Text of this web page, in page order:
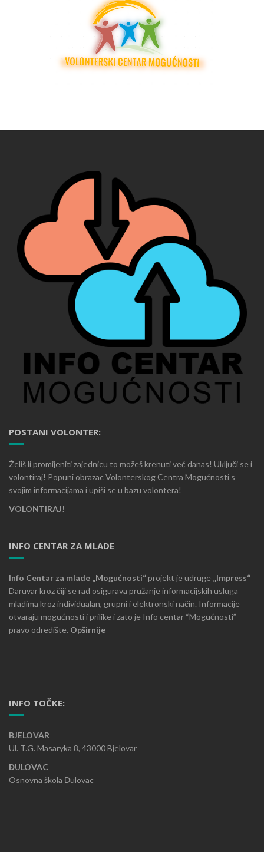
POSTANI VOLONTER:
Želiš li promijeniti zajednicu to možeš krenuti već danas! Uključi se i
volontiraj! Popuni obrazac Volonterskog Centra Mogućnosti s
svojim informacijama i upiši se u bazu volontera!
VOLONTIRAJ!
INFO CENTAR ZA MLADE
Info Centar za mlade „Mogućnosti“projekt je udruge „Impress“
Daruvar kroz čiji se rad osigurava pružanje informacijskih usluga
mladima kroz individualan, grupni i elektronski način. Informacije
otvaraju mogućnosti i prilike i zato je Info centar “Mogućnosti”
pravo odredište. Opširnije
INFO TOČKE:
BJELOVAR
Ul. T.G. Masaryka 8, 43000 Bjelovar
ĐULOVAC
Osnovna škola Đulovac